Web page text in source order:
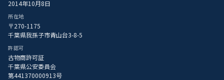
2014年10月8日
所在地
〒270-1175
千葉県我孫子市青山台3-8-5
許認可
古物商許可証
千葉県公安委員会
第441370000913号